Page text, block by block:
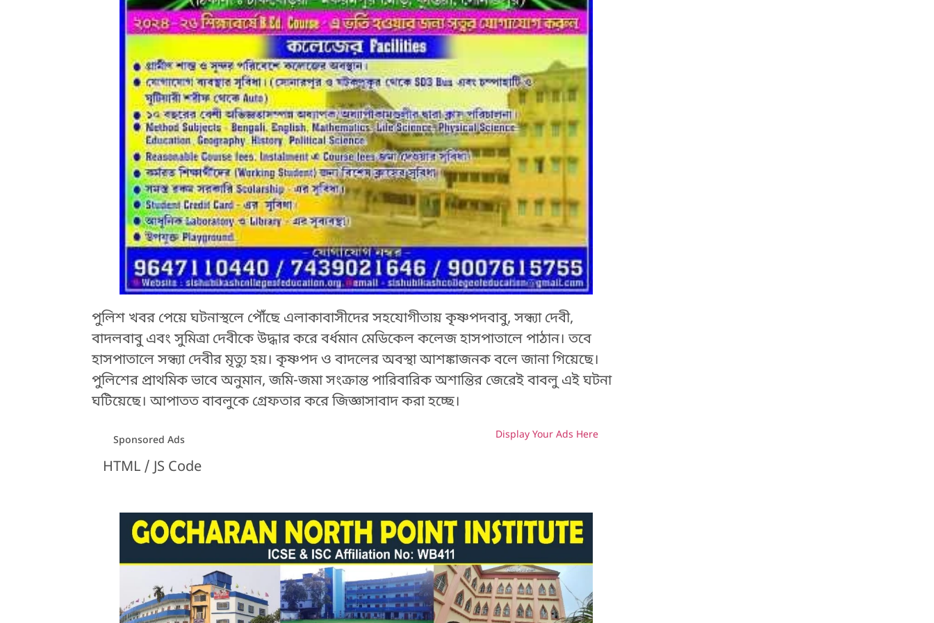
পুলিশ খবর পেয়ে ঘটনাস্থলে পৌঁছে এলাকাবাসীদের সহযোগীতায় কৃষ্ণপদবাবু, সন্ধ্যা দেবী,
বাদলবাবু এবং সুমিত্রা দেবীকে উদ্ধার করে বর্ধমান মেডিকেল কলেজ হাসপাতালে পাঠান। তবে
হাসপাতালে সন্ধ্যা দেবীর মৃত্যু হয়। কৃষ্ণপদ ও বাদলের অবস্থা আশঙ্কাজনক বলে জানা গিয়েছে।
পুলিশের প্রাথমিক ভাবে অনুমান, জমি-জমা সংক্রান্ত পারিবারিক অশান্তির জেরেই বাবলু এই ঘটনা
ঘটিয়েছে। আপাতত বাবলুকে গ্রেফতার করে জিজ্ঞাসাবাদ করা হচ্ছে।
Sponsored Ads Display Your Ads Here
HTML / JS Code